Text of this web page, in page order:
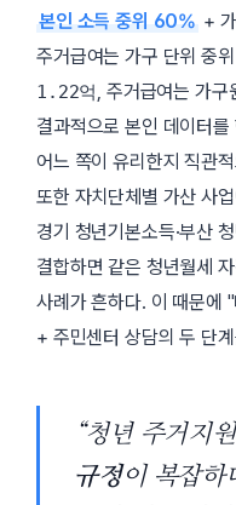
본인 소득 중위 60% +
주거급여는 가구 단위 중
1.22억, 주거급여는 가구
결과적으로 본인 데이터
어느 쪽이 유리한지 직관
또한 자치단체별 가산 사
경기 청년기본소득·부산
결합하면 같은 청년월세
사례가 흔하다. 이 때문에
+ 주민센터 상담의 두 단
“청년 주거지
규정이 복잡하